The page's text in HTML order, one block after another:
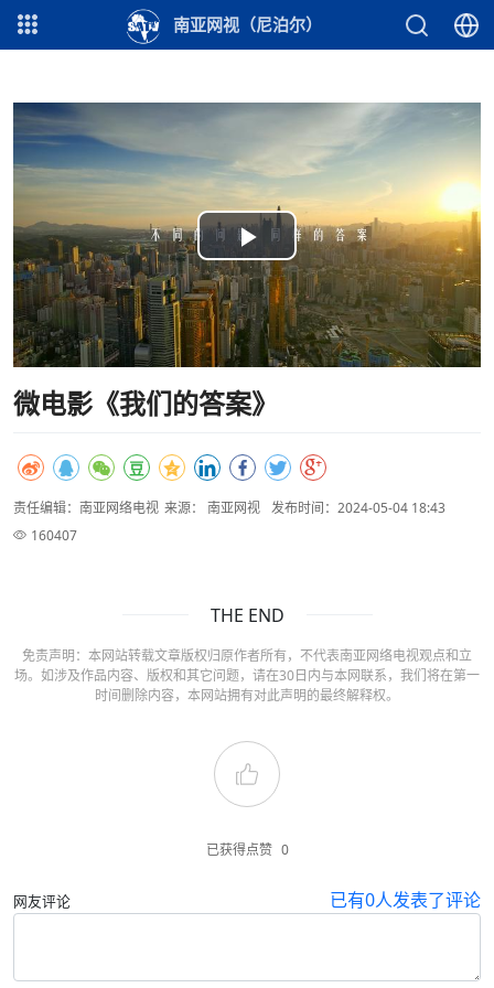
南亚网视（尼泊尔）
Play
Video
微电影《我们的答案》
责任编辑：南亚网络电视 来源： 南亚网视 发布时间：2024-05-04 18:43
160407
THE END
免责声明：本网站转载文章版权归原作者所有，不代表南亚网络电视观点和立
场。如涉及作品内容、版权和其它问题，请在30日内与本网联系，我们将在第一
时间删除内容，本网站拥有对此声明的最终解释权。
已获得点赞 0
网友评论 已有0人发表了评论